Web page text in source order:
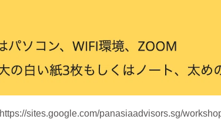
https://sites.google.com/panasiaadvisors.sg/